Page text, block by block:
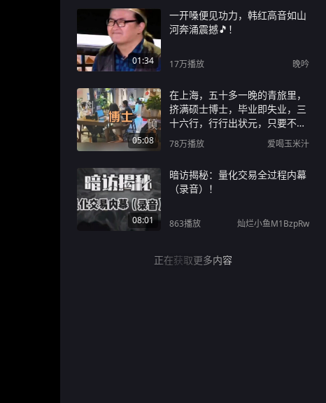
01:34
一开嗓便见功力，韩红高音如山
河奔涌震撼🎵！
17万播放 晚吟
05:08
在上海，五十多一晚的青旅里，
挤满硕士博士，毕业即失业，三
十六行，行行出状元，只要不轻
言放弃，终会有出头之日！
78万播放 爱喝玉米汁
08:01
暗访揭秘：量化交易全过程内幕
（录音）！
863播放 灿烂小鱼M1BzpRw
正在获取更多内容